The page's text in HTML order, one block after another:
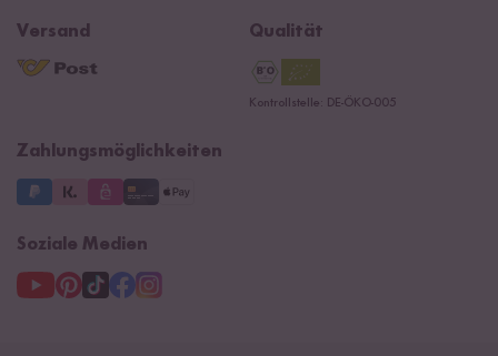
Kontaktformular
Navacopah
Reishunger Gutscheine
B2B
Versand Qualität
Kontrollstelle: DE-ÖKO-005
Zahlungsmöglichkeiten
Soziale Medien